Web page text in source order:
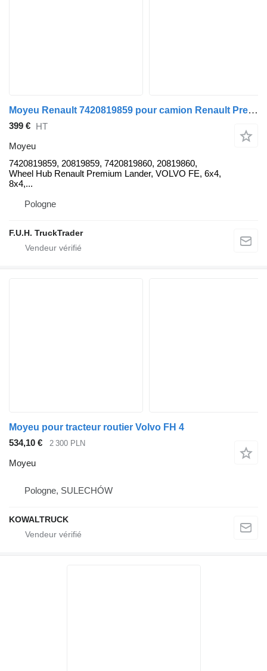
Moyeu Renault 7420819859 pour camion Renault Premium Lander
399 € HT
Moyeu
7420819859, 20819859, 7420819860, 20819860,
Wheel Hub Renault Premium Lander, VOLVO FE, 6x4,
8x4,...
Pologne
F.U.H. TruckTrader
Moyeu pour tracteur routier Volvo FH 4
534,10 €
2 300 PLN
Moyeu
Pologne, SULECHÓW
KOWALTRUCK